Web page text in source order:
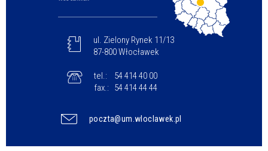
ul. Zielony Rynek 11/13
87-800 Włocławek
tel.:
54 414 40 00
fax.:
54 414 44 44
poczta@um.wloclawek.pl